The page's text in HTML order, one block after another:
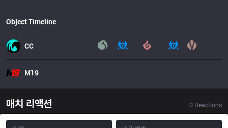
Object Timeline
CC
M19
매치 리액션 0 Reactions